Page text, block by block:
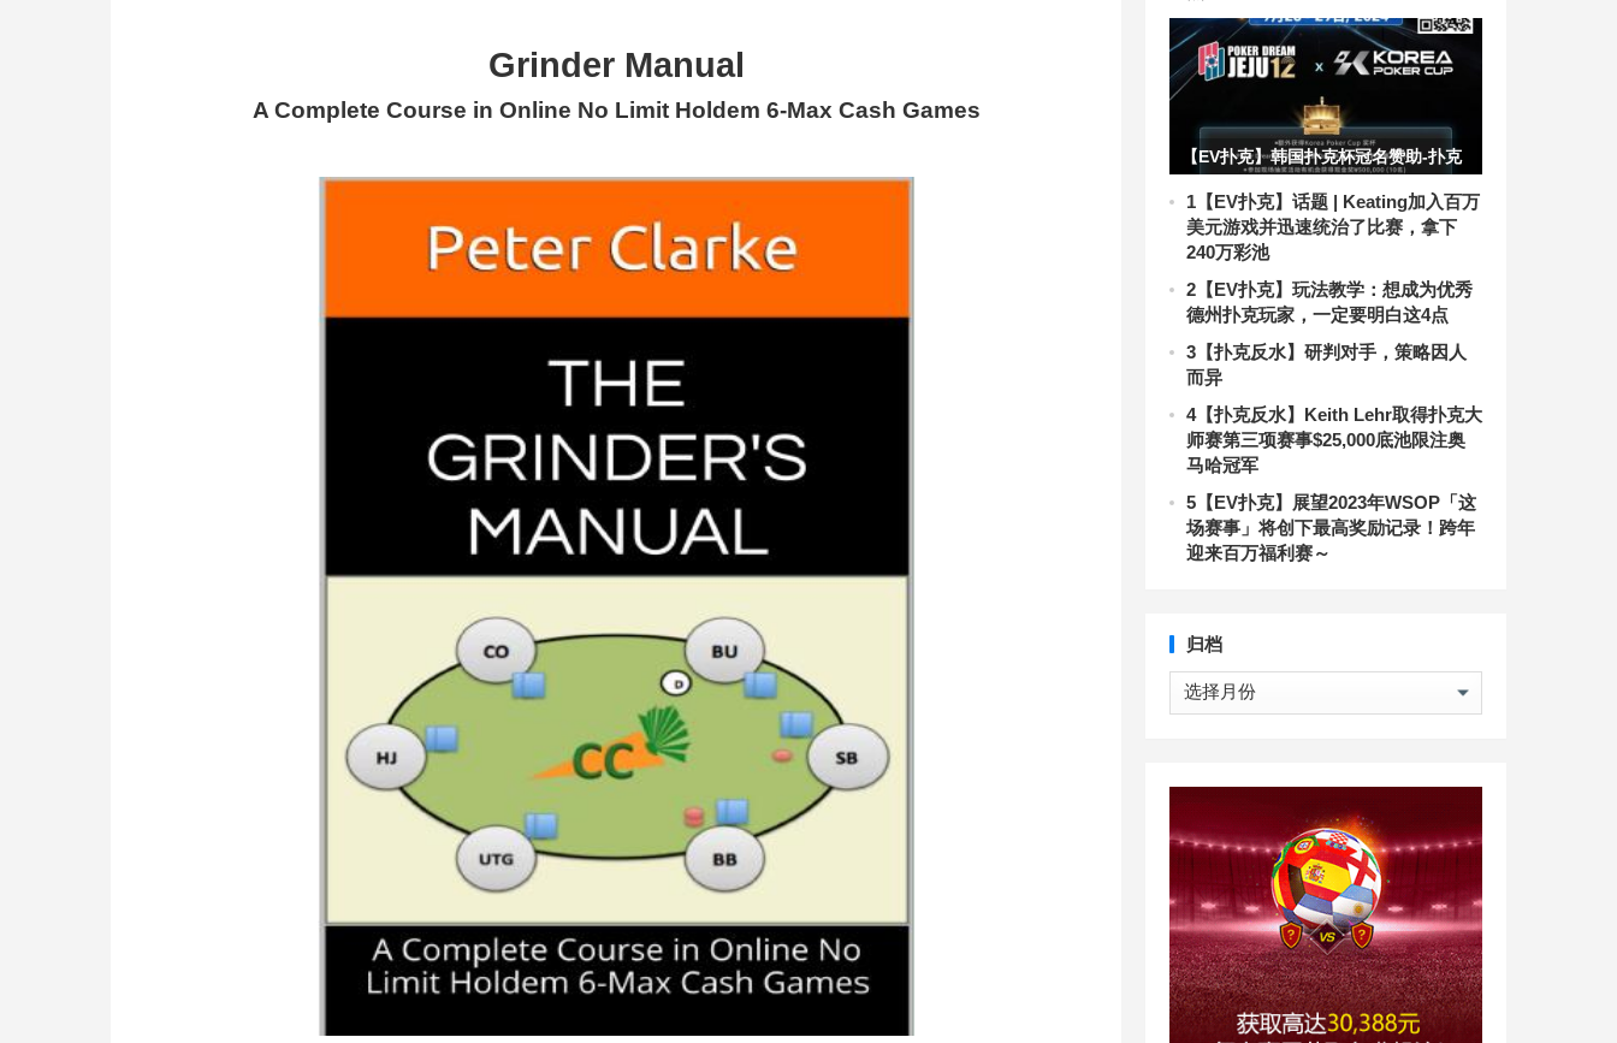
Grinder Manual
A Complete Course in Online No Limit Holdem 6-Max Cash Games
【EV扑克】韩国扑克杯冠名赞助-扑克
梦12 济州岛 神秘大赏金赛(保底韩币2
亿)，额外奖赏内容公布
1 【EV扑克】话题 | Keating加入百万
美元游戏并迅速统治了比赛，拿下
240万彩池
2 【EV扑克】玩法教学：想成为优秀
德州扑克玩家，一定要明白这4点
3 【扑克反水】研判对手，策略因人
而异
4【扑克反水】Keith Lehr取得扑克大
师赛第三项赛事$25,000底池限注奥
马哈冠军
5 【EV扑克】展望2023年WSOP「这
场赛事」将创下最高奖励记录！跨年
迎来百万福利赛～
归档
归